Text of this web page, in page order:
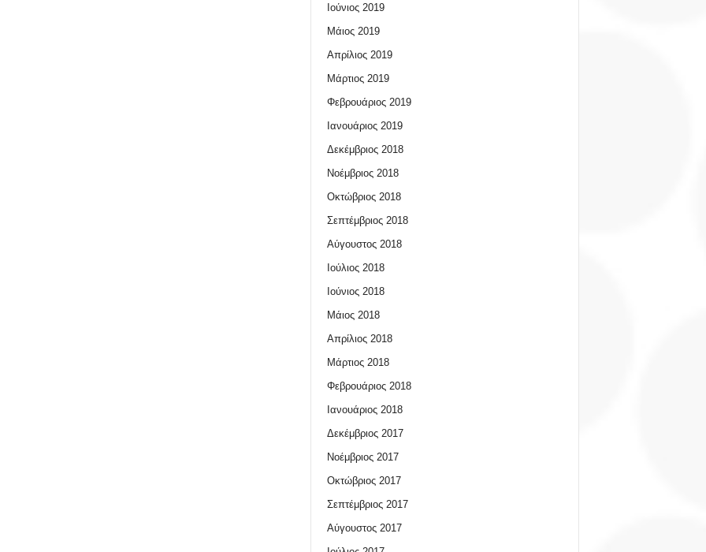
Ιούνιος 2019
Μάιος 2019
Απρίλιος 2019
Μάρτιος 2019
Φεβρουάριος 2019
Ιανουάριος 2019
Δεκέμβριος 2018
Νοέμβριος 2018
Οκτώβριος 2018
Σεπτέμβριος 2018
Αύγουστος 2018
Ιούλιος 2018
Ιούνιος 2018
Μάιος 2018
Απρίλιος 2018
Μάρτιος 2018
Φεβρουάριος 2018
Ιανουάριος 2018
Δεκέμβριος 2017
Νοέμβριος 2017
Οκτώβριος 2017
Σεπτέμβριος 2017
Αύγουστος 2017